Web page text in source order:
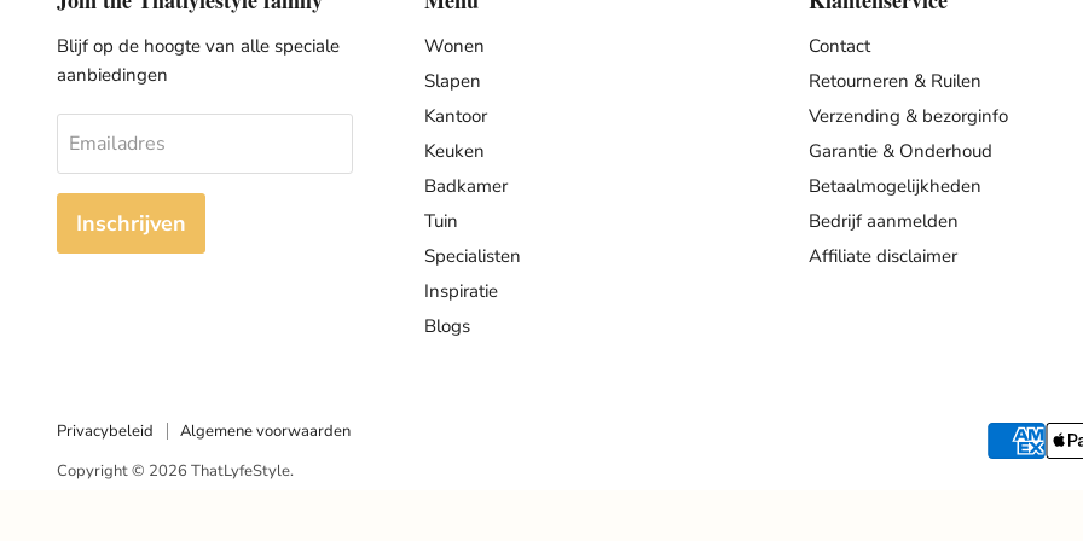
Blijf op de hoogte van alle speciale
aanbiedingen
Emailadres
Inschrijven
Wonen
Slapen
Kantoor
Keuken
Badkamer
Tuin
Specialisten
Inspiratie
Blogs
Contact
Retourneren & Ruilen
Verzending & bezorginfo
Garantie & Onderhoud
Betaalmogelijkheden
Bedrijf aanmelden
Affiliate disclaimer
Privacybeleid
Algemene voorwaarden
Copyright © 2026 ThatLyfeStyle.